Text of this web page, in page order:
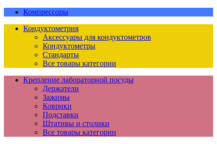
Компрессоры
Кондуктометрия
Аксессуары для кондуктометров
Кондуктометры
Стандарты
Все товары категории
Крепление лабораторной посуды
Держатели
Зажимы
Коврики
Подставки
Штативы и столики
Все товары категории